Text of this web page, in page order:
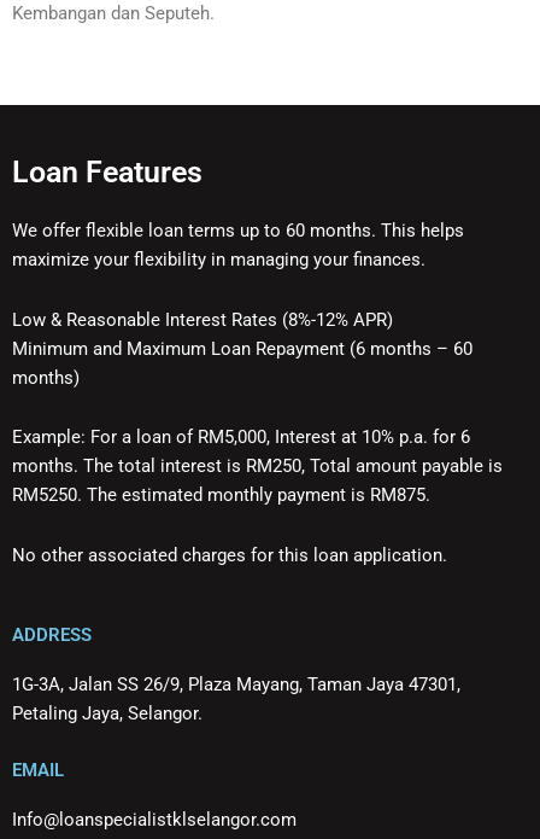
Kembangan dan Seputeh.
Loan Features
We offer flexible loan terms up to 60 months. This helps
maximize your flexibility in managing your finances.
Low & Reasonable Interest Rates (8%-12% APR)
Minimum and Maximum Loan Repayment (6 months – 60
months)
Example: For a loan of RM5,000, Interest at 10% p.a. for 6
months. The total interest is RM250, Total amount payable is
RM5250. The estimated monthly payment is RM875.
No other associated charges for this loan application.
ADDRESS
1G-3A, Jalan SS 26/9, Plaza Mayang, Taman Jaya 47301,
Petaling Jaya, Selangor.
EMAIL
Info@loanspecialistklselangor.com